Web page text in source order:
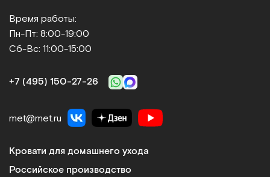
Время работы:
Пн-Пт: 8:00-19:00
Сб-Вс: 11:00-15:00
+7 (495) 150‑27‑26
met@met.ru
Кровати для домашнего ухода
Российское производство